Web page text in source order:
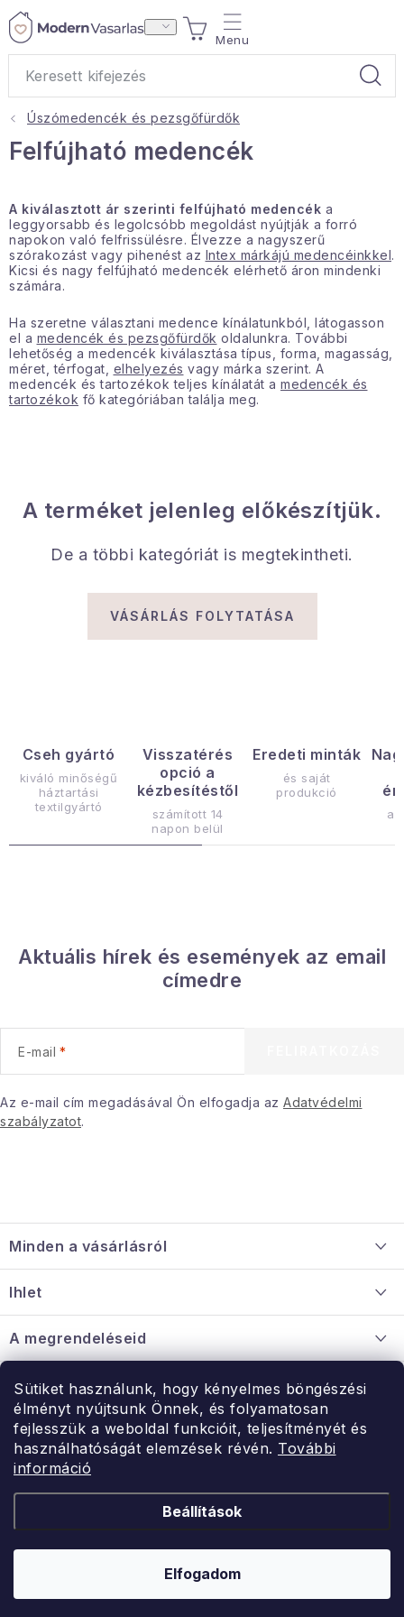
Sütiket használunk, hogy kényelmes böngészési
élményt nyújtsunk Önnek, és folyamatosan
fejlesszük a weboldal funkcióit, teljesítményét és
használhatóságát elemzések révén. További
információ
Beállítások
Elfogadom
Ugrás
KOSÁR
Teák
Lakástextil
Háztartás
Hobbi és kert
Sport és szabadban
Gyermekeknek
Karácsonyi esemény
Információ a mellékletről
Úszómedencék és pezsgőfürdők
Felfújható medencék
A kiválasztott ár szerinti felfújható medencék a
leggyorsabb és legolcsóbb megoldást nyújtják a forró
napokon való felfrissülésre. Élvezze a nagyszerű
szórakozást vagy pihenést az Intex márkájú medencéinkkel.
Kicsi és nagy felfújható medencék elérhető áron mindenki
számára.
Ha szeretne választani medence kínálatunkból, látogasson
el a medencék és pezsgőfürdők oldalunkra. További
lehetőség a medencék kiválasztása típus, forma, magasság,
méret, térfogat, elhelyezés vagy márka szerint. A
medencék és tartozékok teljes kínálatát a medencék és
tartozékok fő kategóriában találja meg.
A terméket jelenleg előkészítjük.
De a többi kategóriát is megtekintheti.
VÁSÁRLÁS FOLYTATÁSA
Cseh gyártó
kiváló minőségű
háztartási
textilgyártó
Visszatérés
opció a
kézbesítéstől
számított 14
napon belül
Eredeti minták
és saját
produkció
Aktuális hírek és események az email
címedre
E-mail
Az e-mail cím megadásával Ön elfogadja az Adatvédelmi
szabályzatot.
á
b
é
c
Minden a vásárlásról
Információ a mellékletről
Nagykereskedelmi együttműködés
Ihlet
A megrendeléseid
Érintkezés
Rendelésem
Érintkezés
Hé-Pé: 9:00-15:00
uzlet@modernvasarlas.hu
Kereskedelem feltételei
ModernVasarlas.hu. Minden jog fenntartva.